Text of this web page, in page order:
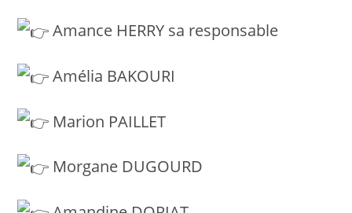
Amance HERRY sa responsable
Amélia BAKOURI
Marion PAILLET
Morgane DUGOURD